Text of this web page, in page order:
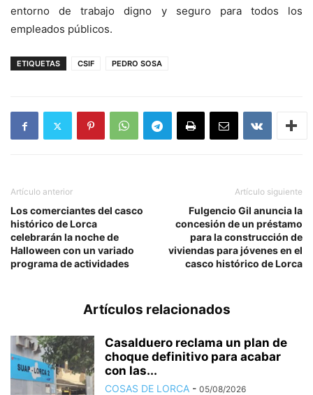
entorno de trabajo digno y seguro para todos los
empleados públicos.
ETIQUETAS CSIF PEDRO SOSA
Artículo anterior
Los comerciantes del casco
histórico de Lorca
celebrarán la noche de
Halloween con un variado
programa de actividades
Artículo siguiente
Fulgencio Gil anuncia la
concesión de un préstamo
para la construcción de
viviendas para jóvenes en el
casco histórico de Lorca
Artículos relacionados
Casalduero reclama un plan de
choque definitivo para acabar
con las...
COSAS DE LORCA - 05/08/2026